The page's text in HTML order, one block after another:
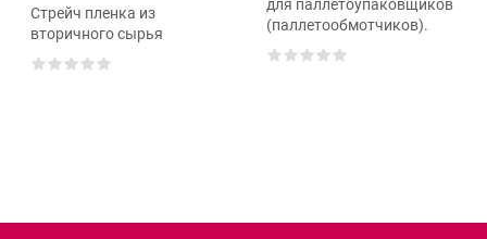
Стрейч пленка из
вторичного сырья
для паллетоупаковщиков
(паллетообмотчиков).